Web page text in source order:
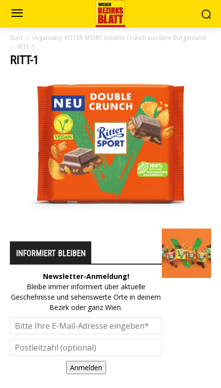
Start
Veganuary: RITTER SPORT Double Crunch aus dem Burgenland
RITT-1
RITT-1
INFORMIERT BLEIBEN
Newsletter-Anmeldung!
Bleibe immer informiert über aktuelle
Geschehnisse und sehenswerte Orte in deinem
Bezirk oder ganz Wien.
Anmelden